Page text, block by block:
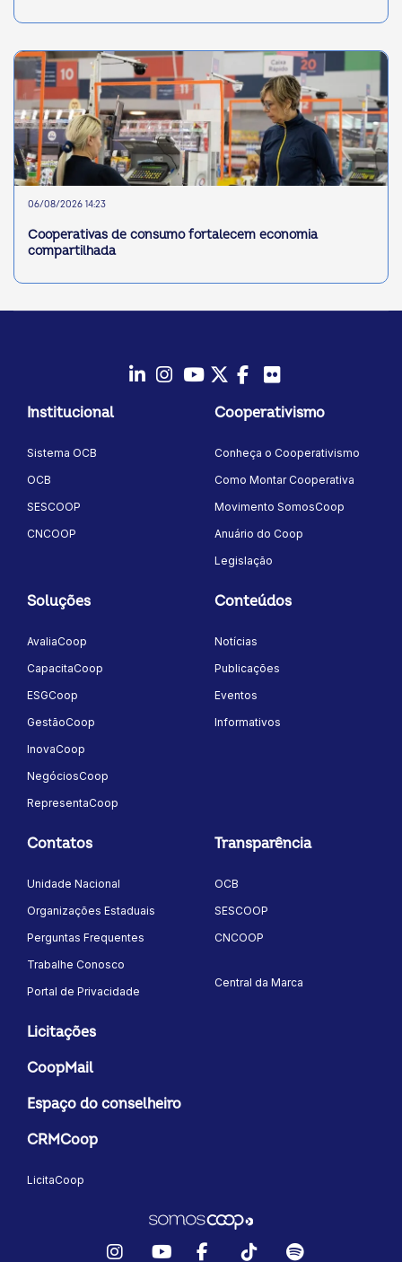
06/08/2026 14:23
Cooperativas de consumo fortalecem economia
compartilhada
Instagram
YoutubeTwitter/X
Facebook
Institucional
Sistema OCB
OCB
SESCOOP
CNCOOP
Cooperativismo
Conheça o Cooperativismo
Como Montar Cooperativa
Movimento SomosCoop
Anuário do Coop
Legislação
Soluções
AvaliaCoop
CapacitaCoop
ESGCoop
GestãoCoop
InovaCoop
NegóciosCoop
RepresentaCoop
Conteúdos
Notícias
Publicações
Eventos
Informativos
Contatos
Unidade Nacional
Organizações Estaduais
Perguntas Frequentes
Trabalhe Conosco
Portal de Privacidade
Transparência
OCB
SESCOOP
CNCOOP
Central da Marca
Licitações
CoopMail
Espaço do conselheiro
CRMCoop
LicitaCoop